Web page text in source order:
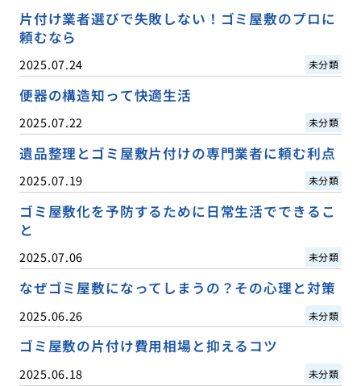
片付け業者選びで失敗しない！ゴミ屋敷のプロに
頼むなら
2025.07.24 未分類
便器の構造知って快適生活
2025.07.22 未分類
遺品整理とゴミ屋敷片付けの専門業者に頼む利点
2025.07.19 未分類
ゴミ屋敷化を予防するために日常生活でできるこ
と
2025.07.06 未分類
なぜゴミ屋敷になってしまうの？その心理と対策
2025.06.26 未分類
ゴミ屋敷の片付け費用相場と抑えるコツ
2025.06.18 未分類